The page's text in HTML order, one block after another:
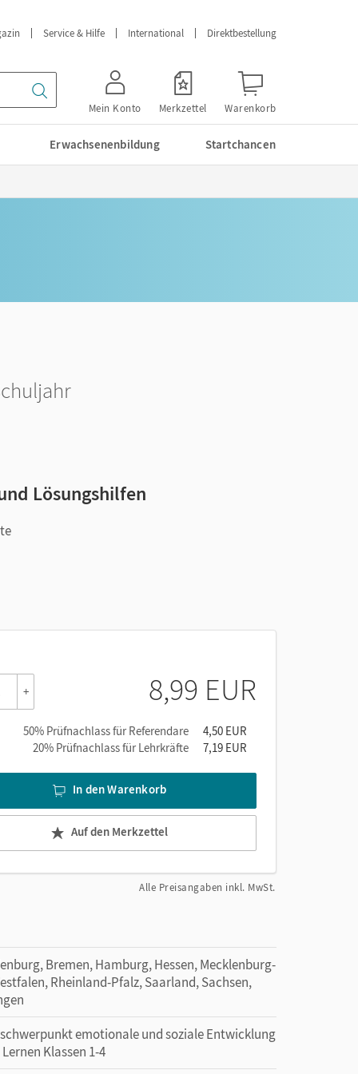
Service & Hilfe International Direktbestellung
Mein Konto Merkzettel Warenkorb
Erwachsenenbildung Startchancen
Lösungshilfen
+ 8,99 EUR
50% Prüfnachlass für Referendare
4,50 EUR
20% Prüfnachlass für Lehrkräfte
7,19 EUR
In den Warenkorb
Auf den Merkzettel
Alle Preisangaben inkl. MwSt.
Bremen, Hamburg, Hessen, Mecklenburg-
Rheinland-Pfalz, Saarland, Sachsen,
emotionale und soziale Entwicklung
Klassen 1-4